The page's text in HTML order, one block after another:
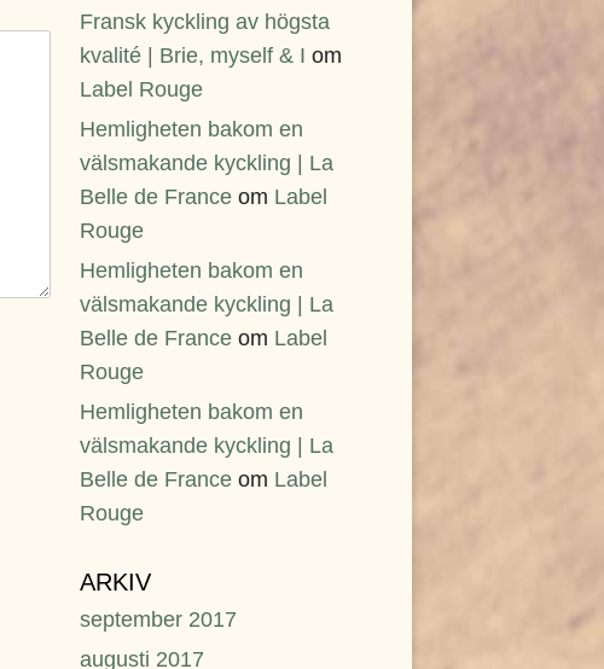
Fransk kyckling av högsta
kvalité | Brie, myself & I om
Label Rouge
Hemligheten bakom en
välsmakande kyckling | La
Belle de Franceom Label
Rouge
Hemligheten bakom en
välsmakande kyckling | La
Belle de Franceom Label
Rouge
Hemligheten bakom en
välsmakande kyckling | La
Belle de Franceom Label
Rouge
ARKIV
september 2017
augusti 2017